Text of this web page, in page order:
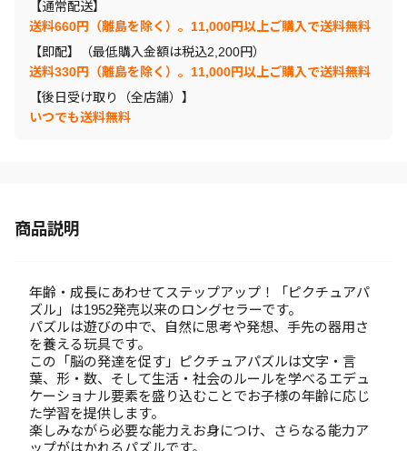
【通常配送】
送料660円（離島を除く）。11,000円以上ご購入で送料無料
【即配】（最低購入金額は税込2,200円）
送料330円（離島を除く）。11,000円以上ご購入で送料無料
【後日受け取り（全店舗）】
いつでも送料無料
商品説明
年齢・成長にあわせてステップアップ！「ピクチュアパ
ズル」は1952発売以来のロングセラーです。
パズルは遊びの中で、自然に思考や発想、手先の器用さ
を養える玩具です。
この「脳の発達を促す」ピクチュアパズルは文字・言
葉、形・数、そして生活・社会のルールを学べるエデュ
ケーショナル要素を盛り込むことでお子様の年齢に応じ
た学習を提供します。
楽しみながら必要な能力えお身につけ、さらなる能力ア
ップがはかれるパズルです。